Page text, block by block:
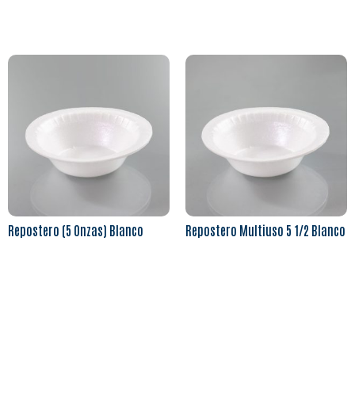
Repostero (5 Onzas) Blanco Repostero Multiuso 5 1/2 Blanco